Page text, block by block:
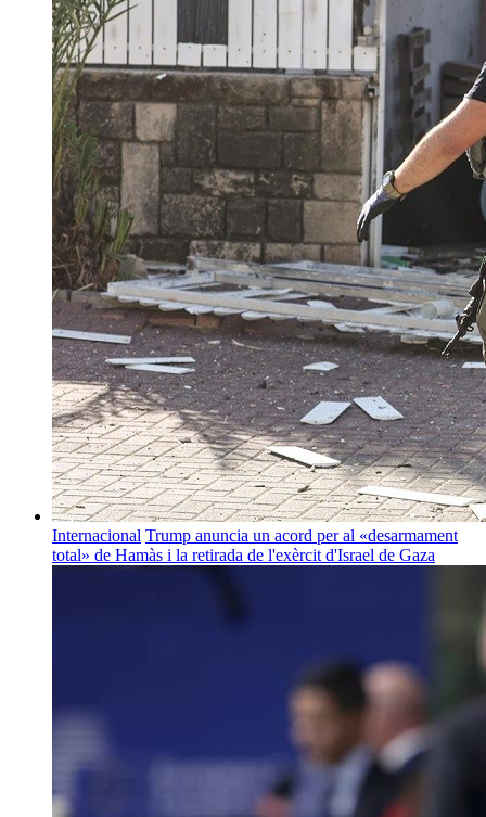
Internacional Trump anuncia un acord per al «desarmament
total» de Hamàs i la retirada de l'exèrcit d'Israel de Gaza